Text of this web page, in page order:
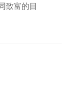
致富的目